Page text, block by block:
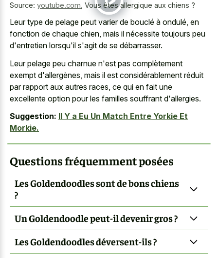
Source: youtube.com Vous êtes allergique aux chiens ?
Leur type de pelage peut varier de bouclé à ondulé, en
fonction de chaque chien, mais il nécessite toujours peu
d'entretien lorsqu'il s'agit de se débarrasser.
Leur pelage peu charnue n'est pas complètement
exempt d'allergènes, mais il est considérablement réduit
par rapport aux autres races, ce qui en fait une
excellente option pour les familles souffrant d'allergies.
Suggestion: Il Y a Eu Un Match Entre Yorkie Et
Morkie.
Questions fréquemment posées
Les Goldendoodles sont de bons chiens
?
Un Goldendoodle peut-il devenir gros ?
Les Goldendoodles déversent-ils ?